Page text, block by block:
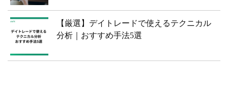
【厳選】デイトレードで使えるテクニカル
分析｜おすすめ手法5選